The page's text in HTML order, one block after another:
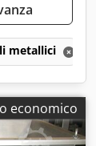
metallici
economico